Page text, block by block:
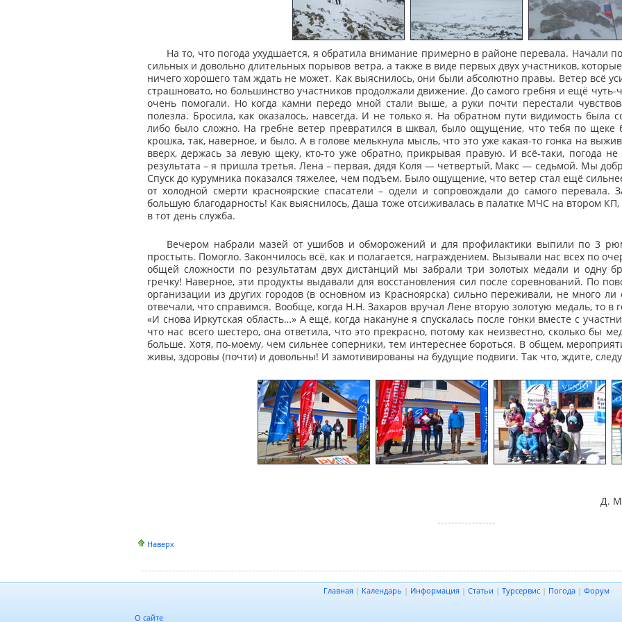
На то, что погода ухудшается, я обратила внимание примерно в районе перевала. Начали
сильных и довольно длительных порывов ветра, а также в виде первых двух участников,
ничего хорошего там ждать не может. Как выяснилось, они были абсолютно правы. Ветер всё
страшновато, но большинство участников продолжали движение. До самого гребня и ещё
очень помогали. Но когда камни передо мной стали выше, а руки почти перестали
полезла. Бросила, как оказалось, навсегда. И не только я. На обратном пути видимость была
либо было сложно. На гребне ветер превратился в шквал, было ощущение, что тебя по щеке
крошка, так, наверное, и было. А в голове мелькнула мысль, что это уже какая-то гонка на
вверх, держась за левую щеку, кто-то уже обратно, прикрывая правую. И всё-таки, погода
результата – я пришла третья. Лена – первая, дядя Коля — четвертый, Макс — седьмой. Мы
Спуск до курумника показался тяжелее, чем подъем. Было ощущение, что ветер стал ещё
от холодной смерти красноярские спасатели – одели и сопровождали до самого
большую благодарность! Как выяснилось, Даша тоже отсиживалась в палатке МЧС на втором КП,
в тот день служба.
Вечером набрали мазей от ушибов и обморожений и для профилактики выпили по 3
простыть. Помогло. Закончилось всё, как и полагается, награждением. Вызывали нас всех по
общей сложности по результатам двух дистанций мы забрали три золотых медали и одну
гречку! Наверное, эти продукты выдавали для восстановления сил после соревнований. По
организации из других городов (в основном из Красноярска) сильно переживали, не много
отвечали, что справимся. Вообще, когда Н.Н. Захаров вручал Лене вторую золотую медаль, то в
«И снова Иркутская область…» А ещё, когда накануне я спускалась после гонки вместе с
что нас всего шестеро, она ответила, что это прекрасно, потому как неизвестно, сколько бы
больше. Хотя, по-моему, чем сильнее соперники, тем интереснее бороться. В общем,
живы, здоровы (почти) и довольны! И замотивированы на будущие подвиги. Так что, ждите,
Д.
Наверх
Главная | Календарь | Информация | Статьи | Турсервис | Погода | Форум
О сайте